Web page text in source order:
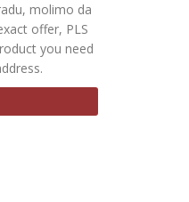
molimo da
offer, PLS
you need